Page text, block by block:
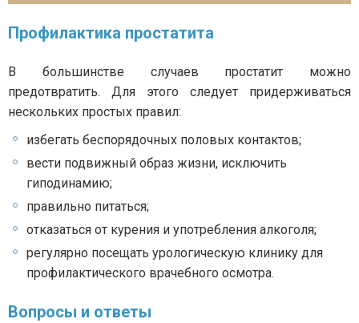
Профилактика простатита
В большинстве случаев простатит можно
предотвратить. Для этого следует придерживаться
нескольких простых правил:
избегать беспорядочных половых контактов;
вести подвижный образ жизни, исключить
гиподинамию;
правильно питаться;
отказаться от курения и употребления алкоголя;
регулярно посещать урологическую клинику для
профилактического врачебного осмотра.
Вопросы и ответы